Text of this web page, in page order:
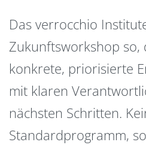
Das verrocchio
Zukunftsworkshop so,
konkrete, priorisierte
mit klaren
nächsten Schritten.
Standardprogramm,